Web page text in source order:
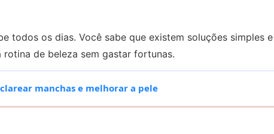
todos os dias. Você sabe que existem soluções simples
de beleza sem gastar fortunas.
manchas e melhorar a pele